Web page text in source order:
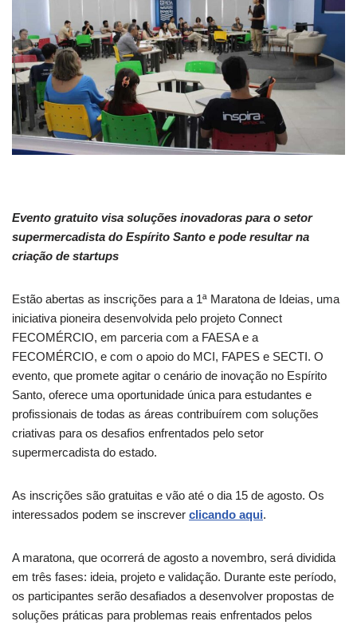
Evento gratuito visa soluções inovadoras para o setor
supermercadista do Espírito Santo e pode resultar na
criação de startups
Estão abertas as inscrições para a 1ª Maratona de Ideias, uma
iniciativa pioneira desenvolvida pelo projeto Connect
FECOMÉRCIO, em parceria com a FAESA e a
FECOMÉRCIO, e com o apoio do MCI, FAPES e SECTI. O
evento, que promete agitar o cenário de inovação no Espírito
Santo, oferece uma oportunidade única para estudantes e
profissionais de todas as áreas contribuírem com soluções
criativas para os desafios enfrentados pelo setor
supermercadista do estado.
As inscrições são gratuitas e vão até o dia 15 de agosto. Os
interessados podem se inscrever clicando aqui.
A maratona, que ocorrerá de agosto a novembro, será dividida
em três fases: ideia, projeto e validação. Durante este período,
os participantes serão desafiados a desenvolver propostas de
soluções práticas para problemas reais enfrentados pelos